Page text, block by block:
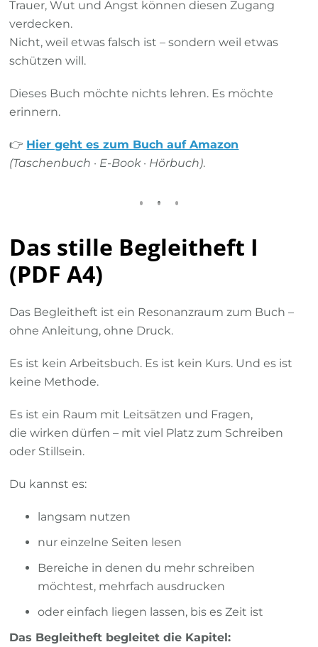
Trauer, Wut und Angst können diesen Zugang
verdecken.
Nicht, weil etwas falsch ist – sondern weil etwas
schützen will.
Dieses Buch möchte nichts lehren. Es möchte
erinnern.
👉 Hier geht es zum Buch auf Amazon
(Taschenbuch · E-Book · Hörbuch).
Das stille Begleitheft I
(PDF A4)
Das Begleitheft ist ein Resonanzraum zum Buch –
ohne Anleitung, ohne Druck.
Es ist kein Arbeitsbuch. Es ist kein Kurs. Und es ist
keine Methode.
Es ist ein Raum mit Leitsätzen und Fragen,
die wirken dürfen – mit viel Platz zum Schreiben
oder Stillsein.
Du kannst es:
langsam nutzen
nur einzelne Seiten lesen
Bereiche in denen du mehr schreiben
möchtest, mehrfach ausdrucken
oder einfach liegen lassen, bis es Zeit ist
Das Begleitheft begleitet die Kapitel: